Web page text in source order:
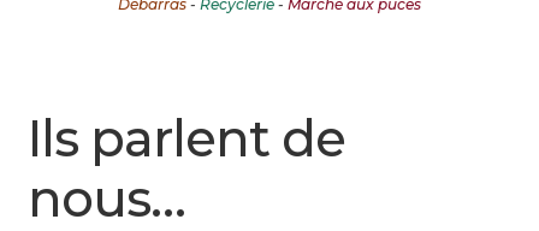
Débarras - Recyclerie - Marché aux puces
Ils parlent de
nous…